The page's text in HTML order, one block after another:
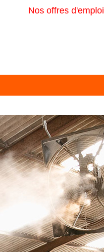
Nos offres d'emploi